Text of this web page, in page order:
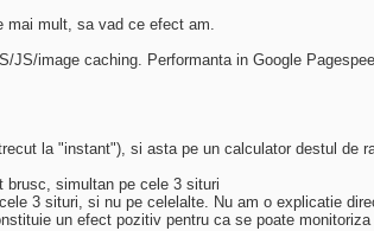
mai mult, sa vad ce efect am.
JS/image caching. Performanta in Google
la "instant"), si asta pe un calculator destul
brusc, simultan pe cele 3 situri
3 situri, si nu pe celelalte. Nu am o explicatie
un efect pozitiv pentru ca se poate